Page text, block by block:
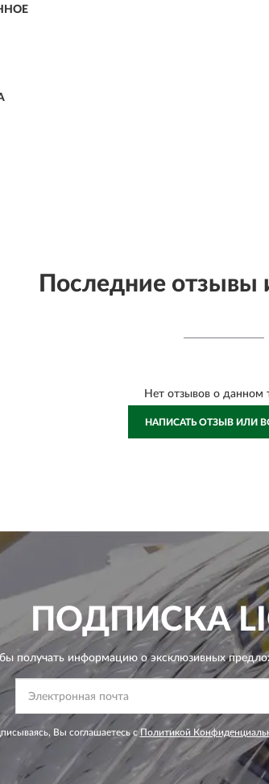
Последние отзывы
Нет отзывов о данном
НАПИСАТЬ ОТЗЫВ ИЛИ
ПОДПИСКА
получать информацию о эксклюзивных
Вы соглашаетесь сПолитикой